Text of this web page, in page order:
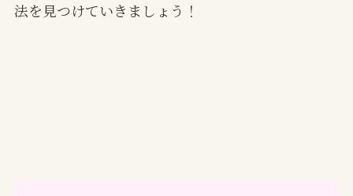
法を見つけていきましょう！